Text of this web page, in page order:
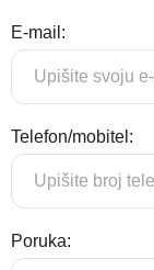
E-mail:
Telefon/mobitel:
Poruka: